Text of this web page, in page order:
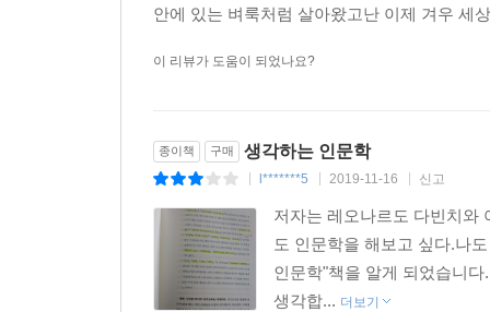
안에 있는 벼룩처럼 살아왔고난 이제 겨우 세
이 리뷰가 도움이 되었나요?
종이책 구매 생각하는 인문학
l*******5 2019-11-16 신고
저자는 레오나르도 다빈치와
도 인문학을 해보고 싶다.나
인문학"책을 알게 되었습니
생각합... 더보기